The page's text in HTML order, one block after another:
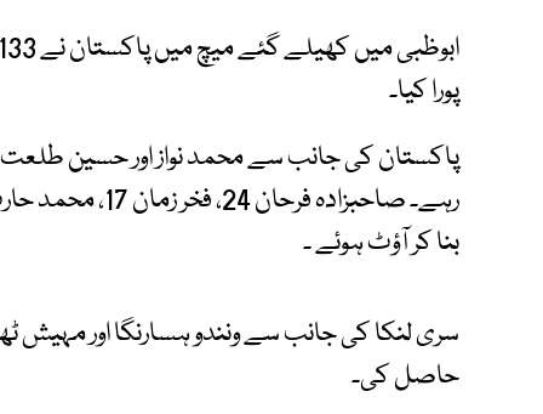
پورا کیا۔
بنا کر آؤٹ ہوئے ۔
حاصل کی۔